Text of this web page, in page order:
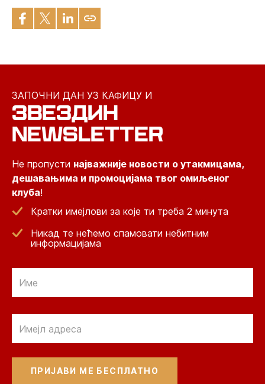
ЗАПОЧНИ ДАН УЗ КАФИЦУ И
ЗВЕЗДИН
NEWSLETTER
Не пропусти најважније новости о утакмицама,
дешавањима и промоцијама твог омиљеног
клуба!
Кратки имејлови за које ти треба 2 минута
Никад те нећемо спамовати небитним
информацијама